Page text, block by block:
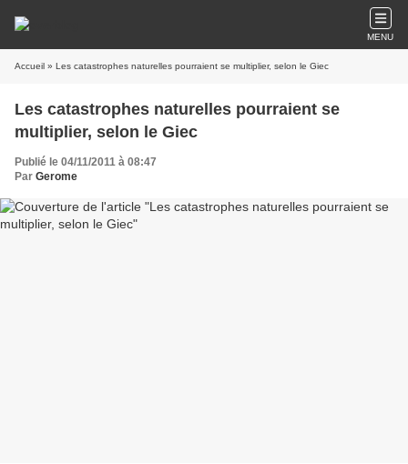
MENU
Accueil » Les catastrophes naturelles pourraient se multiplier, selon le Giec
Les catastrophes naturelles pourraient se
multiplier, selon le Giec
Publié le 04/11/2011 à 08:47
Par Gerome